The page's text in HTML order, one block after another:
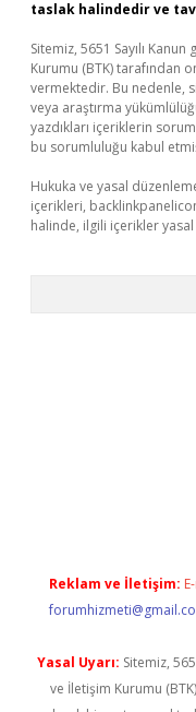
taslak halindedir ve
Sitemiz, 5651 Sayılı
Kurumu (BTK) tarafından
vermektedir. Bu nedenle,
veya araştırma
yazdıkları içeriklerin
bu sorumluluğu kabul
Hukuka ve yasal
içerikleri,
halinde, ilgili içerikler
Reklam ve İletişim:
Yasal Uyarı: Sitemiz,
ve İletişim Kurumu